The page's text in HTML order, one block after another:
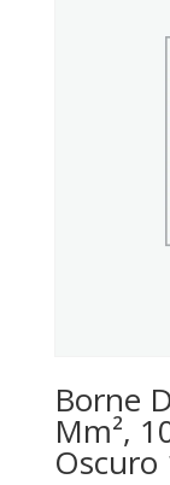
Borne
Mm²,
Oscuro